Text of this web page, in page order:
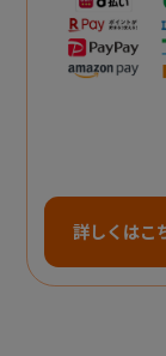
詳しくはこ